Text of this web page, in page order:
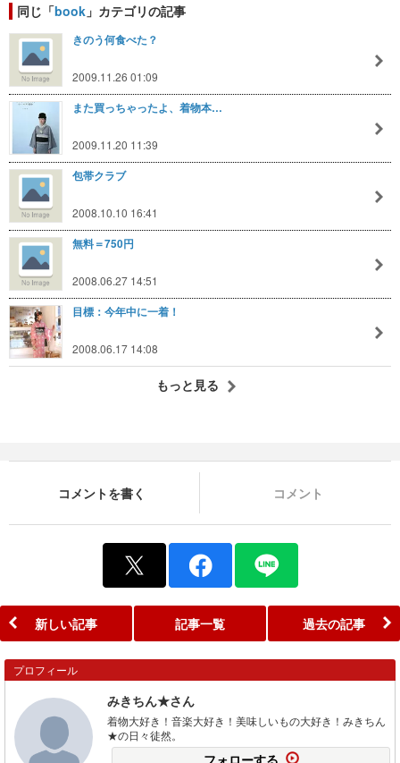
同じ「book 」カテゴリの記事
きのう何食べた？
2009.11.26 01:09
また買っちゃったよ、着物本…
2009.11.20 11:39
包帯クラブ
2008.10.10 16:41
無料＝750円
2008.06.27 14:51
目標：今年中に一着！
2008.06.17 14:08
もっと見る
コメントを書く コメント
新しい記事 記事一覧 過去の記事
プロフィール
みきちん★さん
着物大好き！音楽大好き！美味しいもの大好き！みきちん
★の日々徒然。
フォローする